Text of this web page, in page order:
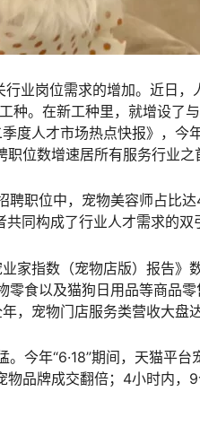
行业岗位需求的增加。近日
种。在新工种里，就增设了
度人才市场热点快报》，今
位数增速居所有服务行业之
聘职位中，宠物美容师占比达
共同构成了行业人才需求的双
家指数（宠物店版）报告》
零食以及猫狗日用品等商品
，宠物门店服务类营收大盘
。今年“6·18”期间，天猫平
物品牌成交翻倍；4小时内，